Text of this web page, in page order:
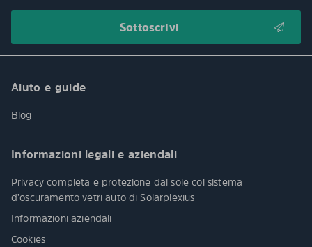
Aiuto e guide
Blog
Informazioni legali e aziendali
Privacy completa e protezione dal sole col sistema
d’oscuramento vetri auto di Solarplexius
Informazioni aziendali
Cookies